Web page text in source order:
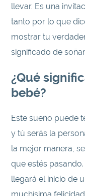
llevar. Es una
tanto por lo que
mostrar tu
significado de
¿Qué
bebé?
Este sueño puede
y tú serás la
la mejor manera,
que estés
llegará el inicio de